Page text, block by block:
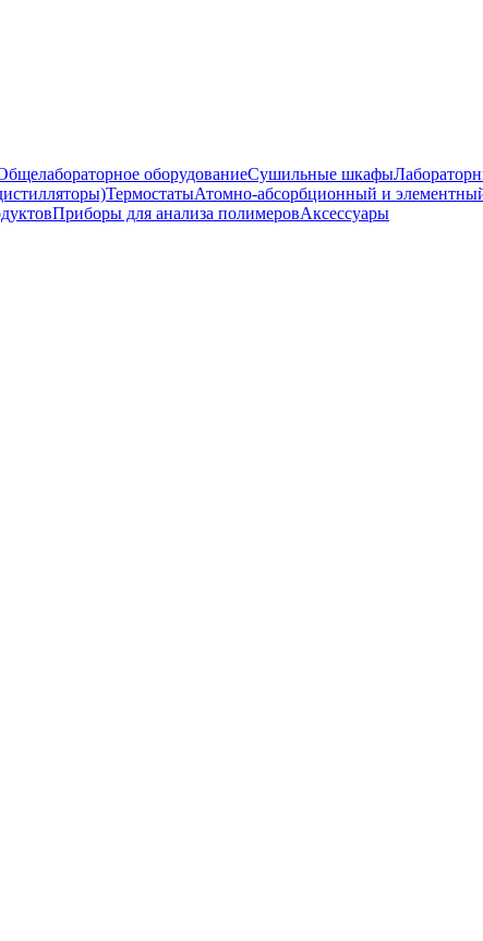
оборудованиеСушильные шкафы
ТермостатыАтомно-абсорбционный и
Приборы для анализа полимеровАксессуары